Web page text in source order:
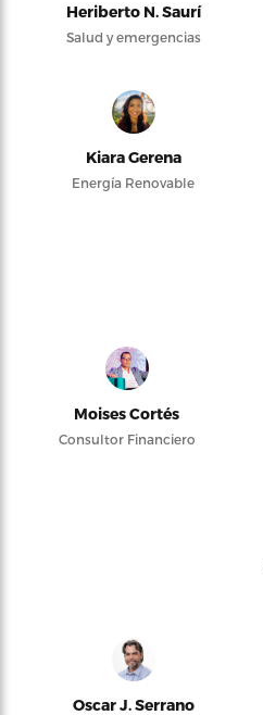
Heriberto N. Saurí
Salud y emergencias
Kiara Gerena
Energía Renovable
Moises Cortés
Consultor Financiero
Oscar J. Serrano